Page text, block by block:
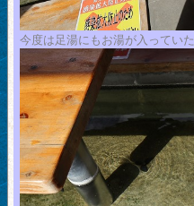
今度は足湯にもお湯が入っていた